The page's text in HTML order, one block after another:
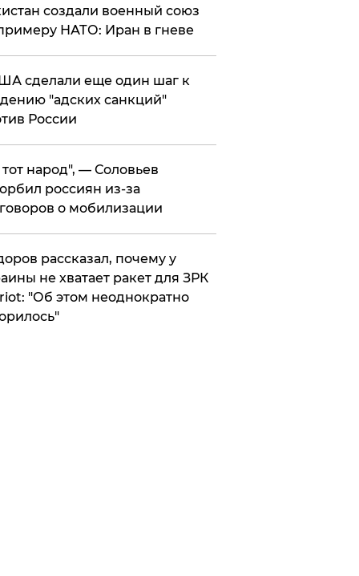
создали военный союз
НАТО: Иран в гневе
сделали еще один шаг к
"адских санкций"
России
народ", — Соловьев
россиян из-за
о мобилизации
рассказал, почему у
не хватает ракет для ЗРК
"Об этом неоднократно